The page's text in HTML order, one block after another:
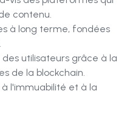
contenu.
à long terme, fondées
utilisateurs grâce à la
de la blockchain.
l'immuabilité et à la